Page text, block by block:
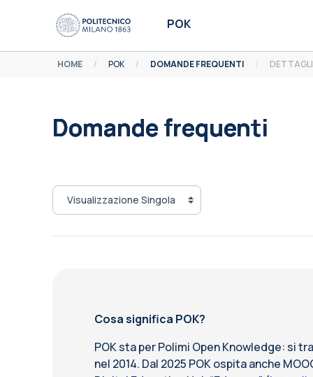
POK
HOME POK DOMANDE FREQUENTI DETTAGLI
Domande frequenti
Aggregazione dei criteri
Navigazione terziaria modalità visualizzazione
Cosa significa POK?
POK sta per Polimi Open Knowledge: si
nel 2014. Dal 2025 POK ospita anche